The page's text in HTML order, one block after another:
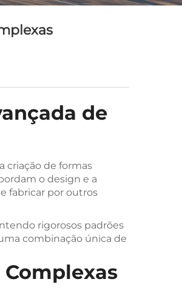
de
criação de formas
o design e a
fabricar por outros
rigorosos padrões
combinação única de